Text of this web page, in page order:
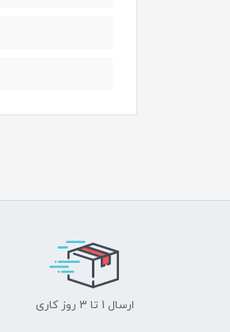
ارسال 1 تا 3 روز کاری